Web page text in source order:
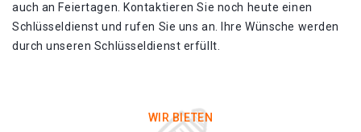
auch an Feiertagen. Kontaktieren Sie noch heute einen
Schlüsseldienst und rufen Sie uns an. Ihre Wünsche werden
durch unseren Schlüsseldienst erfüllt.
WIR BIETEN